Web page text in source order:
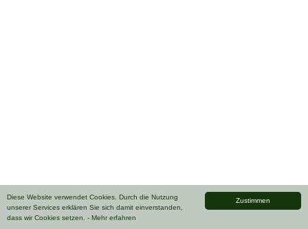
Zustimmen
Diese Website verwendet Cookies. Durch die Nutzung
unserer Services erklären Sie sich damit einverstanden,
dass wir Cookies setzen. - Mehr erfahren